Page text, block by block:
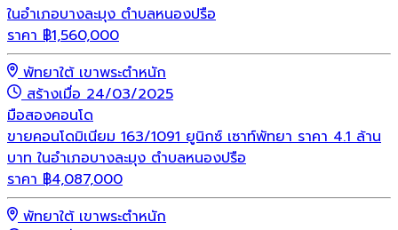
ในอำเภอบางละมุง ตำบลหนองปรือ
ราคา ฿1,560,000
พัทยาใต้ เขาพระตำหนัก
สร้างเมื่อ 24/03/2025
มือสองคอนโด
ขายคอนโดมิเนียม 163/1091 ยูนิกซ์ เซาท์พัทยา ราคา 4.1 ล้าน
บาท ในอำเภอบางละมุง ตำบลหนองปรือ
ราคา ฿4,087,000
พัทยาใต้ เขาพระตำหนัก